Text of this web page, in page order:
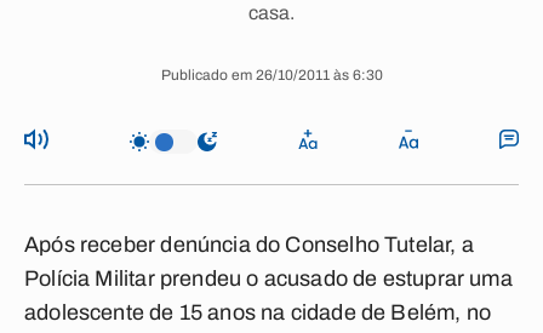
casa.
Publicado em 26/10/2011 às 6:30
Após receber denúncia do Conselho Tutelar, a
Polícia Militar prendeu o acusado de estuprar uma
adolescente de 15 anos na cidade de Belém, no